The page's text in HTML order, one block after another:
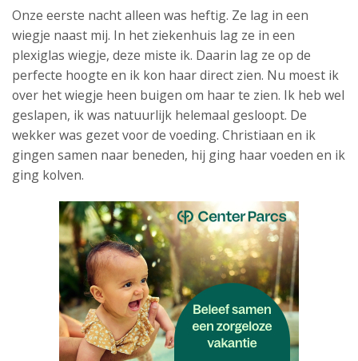
Onze eerste nacht alleen was heftig. Ze lag in een
wiegje naast mij. In het ziekenhuis lag ze in een
plexiglas wiegje, deze miste ik. Daarin lag ze op de
perfecte hoogte en ik kon haar direct zien. Nu moest ik
over het wiegje heen buigen om haar te zien. Ik heb wel
geslapen, ik was natuurlijk helemaal gesloopt. De
wekker was gezet voor de voeding. Christiaan en ik
gingen samen naar beneden, hij ging haar voeden en ik
ging kolven.